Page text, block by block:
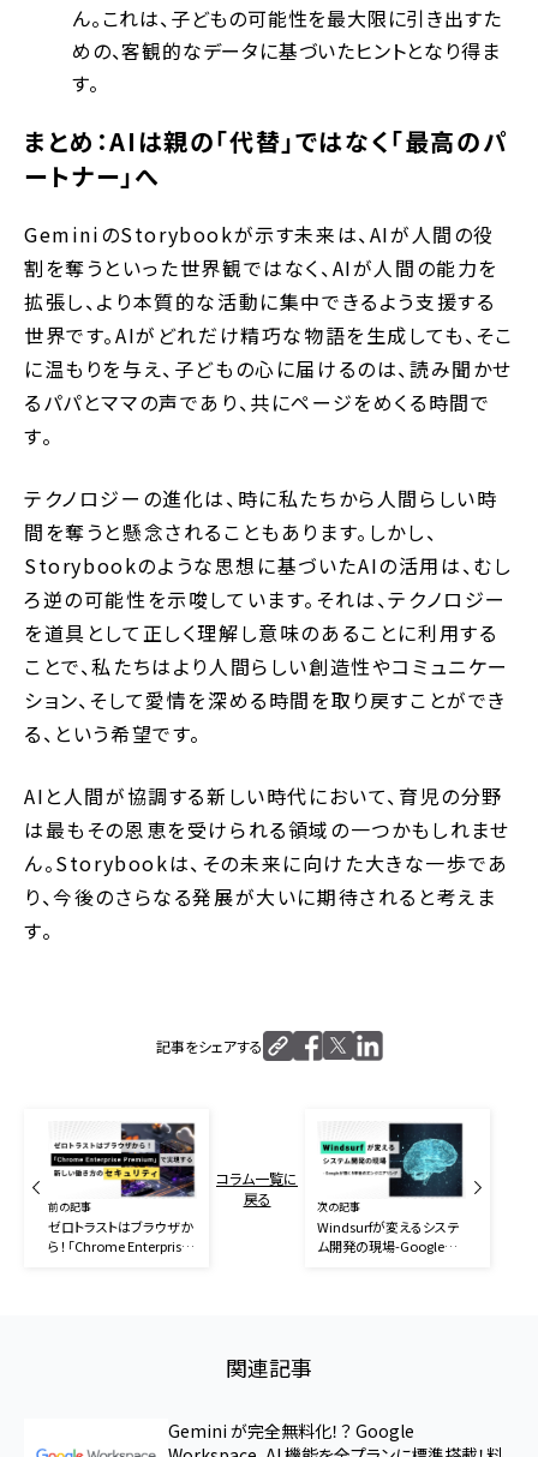
ん。これは、子どもの可能性を最大限に引き出すた
めの、客観的なデータに基づいたヒントとなり得ま
す。
まとめ：AIは親の「代替」ではなく「最高のパ
ートナー」へ
GeminiのStorybookが示す未来は、AIが人間の役
割を奪うといった世界観ではなく、AIが人間の能力を
拡張し、より本質的な活動に集中できるよう支援する
世界です。AIがどれだけ精巧な物語を生成しても、そこ
に温もりを与え、子どもの心に届けるのは、読み聞かせ
るパパとママの声であり、共にページをめくる時間で
す。
テクノロジーの進化は、時に私たちから人間らしい時
間を奪うと懸念されることもあります。しかし、
Storybookのような思想に基づいたAIの活用は、むし
ろ逆の可能性を示唆しています。それは、テクノロジー
を道具として正しく理解し意味のあることに利用する
ことで、私たちはより人間らしい創造性やコミュニケー
ション、そして愛情を深める時間を取り戻すことができ
る、という希望です。
AIと人間が協調する新しい時代において、育児の分野
は最もその恩恵を受けられる領域の一つかもしれませ
ん。Storybookは、その未来に向けた大きな一歩であ
り、今後のさらなる発展が大いに期待されると考えま
す。
記事をシェアする
前の記事
ゼロトラストはブラウザか
ら！「Chrome Enterprise
コラム一覧に
戻る
次の記事
Windsurfが変えるシステ
ム開発の現場-Googleが
関連記事
Gemini が完全無料化！？ Google